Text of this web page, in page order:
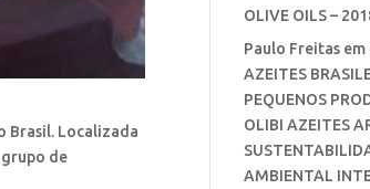
Brasil. Localizada
grupo de
OLIVE OILS –
Paulo Freitas em
AZEITES
PEQUENOS
OLIBI AZEITES
AMBIENTAL